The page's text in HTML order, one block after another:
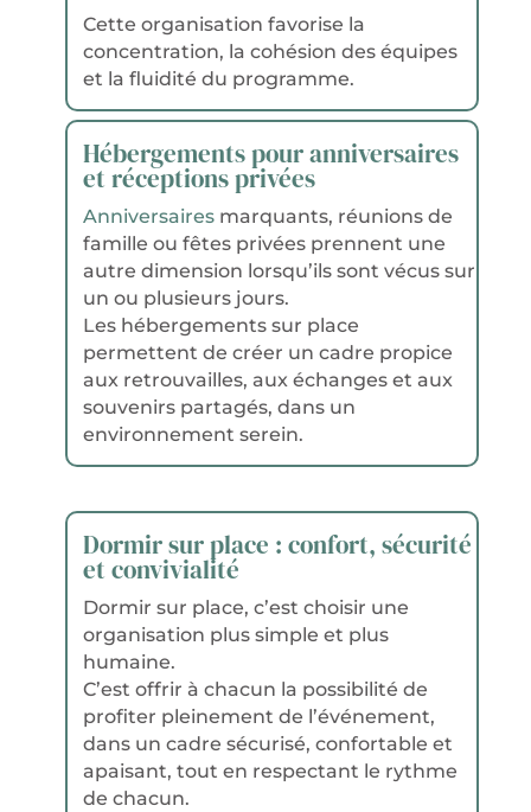
Cette organisation favorise la
concentration, la cohésion des équipes
et la fluidité du programme.
Hébergements pour anniversaires
et réceptions privées
Anniversairesmarquants, réunions de
famille ou fêtes privées prennent une
autre dimension lorsqu’ils sont vécus sur
un ou plusieurs jours.
Les hébergements sur place
permettent de créer un cadre propice
aux retrouvailles, aux échanges et aux
souvenirs partagés, dans un
environnement serein.
Dormir sur place : confort, sécurité
et convivialité
Dormir sur place, c’est choisir une
organisation plus simple et plus
humaine.
C’est offrir à chacun la possibilité de
profiter pleinement de l’événement,
dans un cadre sécurisé, confortable et
apaisant, tout en respectant le rythme
de chacun.